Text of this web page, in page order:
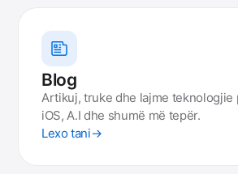
Blog
Artikuj, truke dhe lajme teknologjie
iOS, A.I dhe shumë më tepër.
Lexo tani→